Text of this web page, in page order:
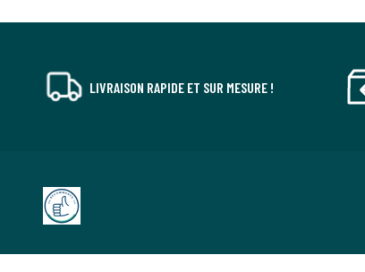
LIVRAISON RAPIDE ET SUR MESURE !